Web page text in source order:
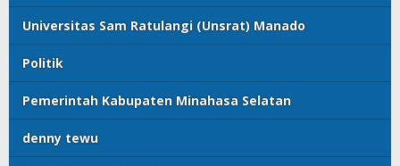
Universitas Sam Ratulangi (Unsrat) Manado
Politik
Pemerintah Kabupaten Minahasa Selatan
denny tewu